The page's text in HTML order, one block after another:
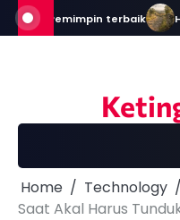
Skip
to
terbaik Hukum
Home
Technology
Saat Akal Harus